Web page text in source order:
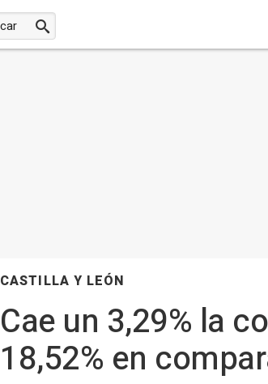
CASTILLA Y LEÓN
Cae un 3,29% la
18,52% en